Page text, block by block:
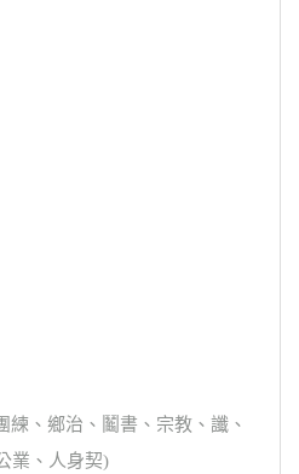
練、鄉治、鬮書、宗教、讖、
業、人身契)